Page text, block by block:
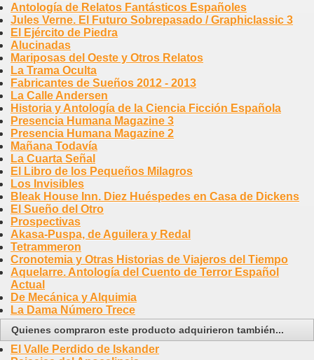
Antología de Relatos Fantásticos Españoles
Jules Verne. El Futuro Sobrepasado / Graphiclassic 3
El Ejército de Piedra
Alucinadas
Mariposas del Oeste y Otros Relatos
La Trama Oculta
Fabricantes de Sueños 2012 - 2013
La Calle Andersen
Historia y Antología de la Ciencia Ficción Española
Presencia Humana Magazine 3
Presencia Humana Magazine 2
Mañana Todavía
La Cuarta Señal
El Libro de los Pequeños Milagros
Los Invisibles
Bleak House Inn. Diez Huéspedes en Casa de Dickens
El Sueño del Otro
Prospectivas
Akasa-Puspa, de Aguilera y Redal
Tetrammeron
Cronotemia y Otras Historias de Viajeros del Tiempo
Aquelarre. Antología del Cuento de Terror Español
Actual
De Mecánica y Alquimia
La Dama Número Trece
Quienes compraron este producto adquirieron también...
El Valle Perdido de Iskander